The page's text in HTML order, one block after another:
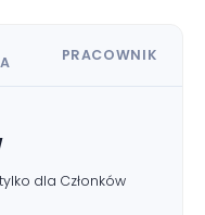
PRACOWNIK
dla Członków